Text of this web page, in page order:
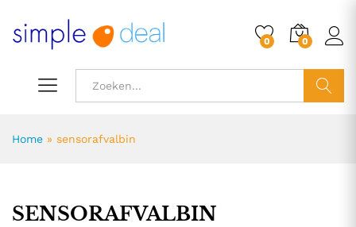
0 0
Home » sensorafvalbin
SENSORAFVALBIN